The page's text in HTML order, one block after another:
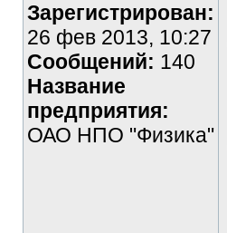
Зарегистрирован:
26 фев 2013, 10:27
Сообщений: 140
Название
предприятия:
ОАО НПО "Физика"